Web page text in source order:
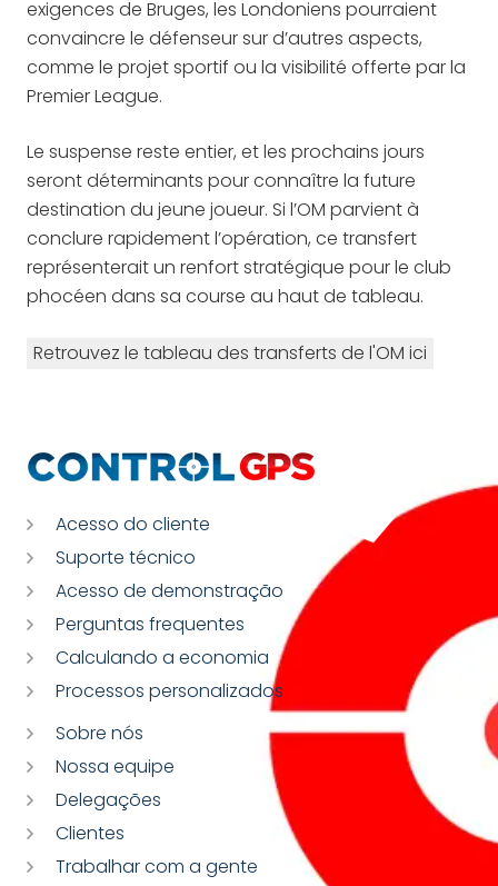
exigences de Bruges, les Londoniens pourraient
convaincre le défenseur sur d’autres aspects,
comme le projet sportif ou la visibilité offerte par la
Premier League.
Le suspense reste entier, et les prochains jours
seront déterminants pour connaître la future
destination du jeune joueur. Si l’OM parvient à
conclure rapidement l’opération, ce transfert
représenterait un renfort stratégique pour le club
phocéen dans sa course au haut de tableau.
Retrouvez le tableau des transferts de l'OM ici
Acesso do cliente
Suporte técnico
Acesso de demonstração
Perguntas frequentes
Calculando a economia
Processos personalizados
Sobre nós
Nossa equipe
Delegações
Clientes
Trabalhar com a gente